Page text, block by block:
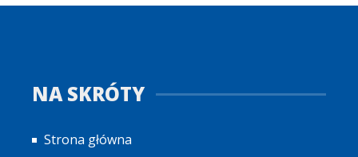
NA SKRÓTY
Strona główna